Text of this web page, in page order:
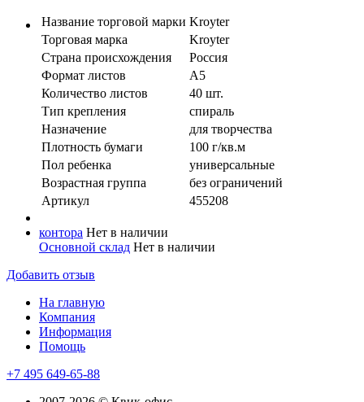
Название торговой марки Kroyter
Торговая марка
Kroyter
Страна происхождения
Россия
Формат листов
А5
Количество листов
40 шт.
Тип крепления
спираль
Назначение
для творчества
Плотность бумаги
100 г/кв.м
Пол ребенка
универсальные
Возрастная группа
без ограничений
Артикул
455208
контора Нет в наличии
Основной склад Нет в наличии
Добавить отзыв
На главную
Компания
Информация
Помощь
+7 495 649-65-88